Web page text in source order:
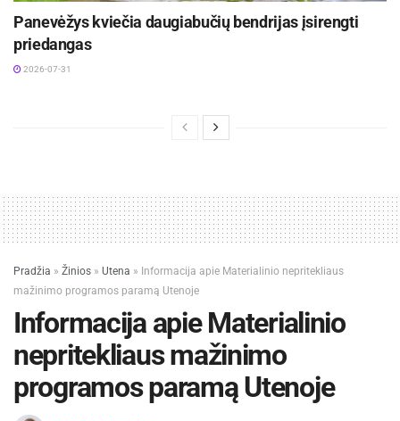
Panevėžys kviečia daugiabučių bendrijas įsirengti
priedangas
2026-07-31
Pradžia » Žinios » Utena » Informacija apie Materialinio nepritekliaus
mažinimo programos paramą Utenoje
Informacija apie Materialinio
nepritekliaus mažinimo
programos paramą Utenoje